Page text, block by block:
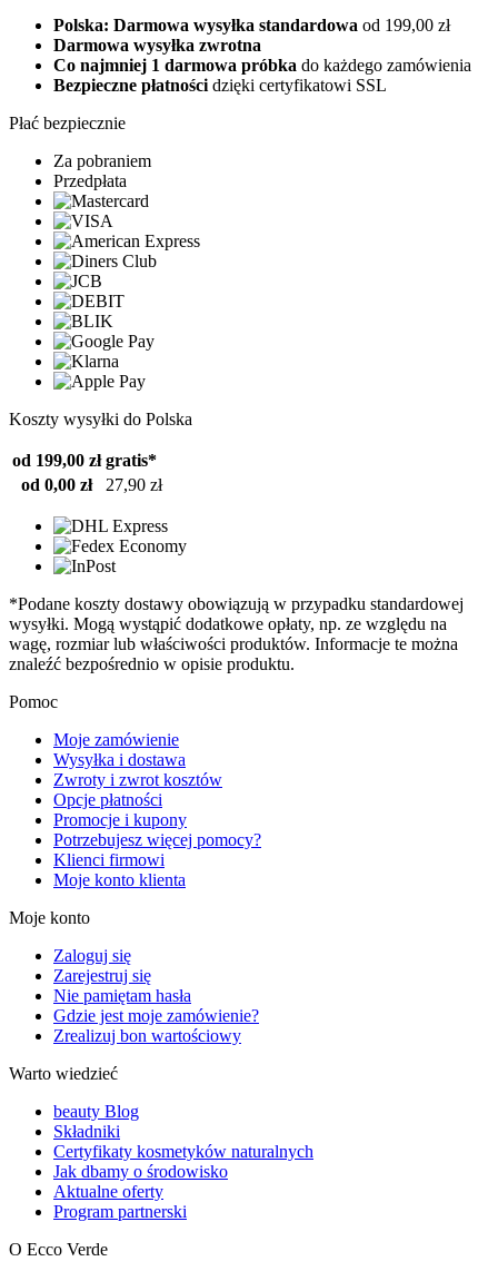
Polska: Darmowa wysyłka standardowa od 199,00 zł
Darmowa wysyłka zwrotna
Co najmniej 1 darmowa próbka do każdego zamówienia
Bezpieczne płatności dzięki certyfikatowi SSL
Płać bezpiecznie
Za pobraniem
Przedpłata
Koszty wysyłki do Polska
od 199,00 zł gratis*
od 0,00 zł
27,90 zł
*Podane koszty dostawy obowiązują w przypadku standardowej
wysyłki. Mogą wystąpić dodatkowe opłaty, np. ze względu na
wagę, rozmiar lub właściwości produktów. Informacje te można
znaleźć bezpośrednio w opisie produktu.
Pomoc
Moje zamówienie
Wysyłka i dostawa
Zwroty i zwrot kosztów
Opcje płatności
Promocje i kupony
Potrzebujesz więcej pomocy?
Klienci firmowi
Moje konto klienta
Moje konto
Zaloguj się
Zarejestruj się
Nie pamiętam hasła
Gdzie jest moje zamówienie?
Zrealizuj bon wartościowy
Warto wiedzieć
beauty Blog
Składniki
Certyfikaty kosmetyków naturalnych
Jak dbamy o środowisko
Aktualne oferty
Program partnerski
O Ecco Verde